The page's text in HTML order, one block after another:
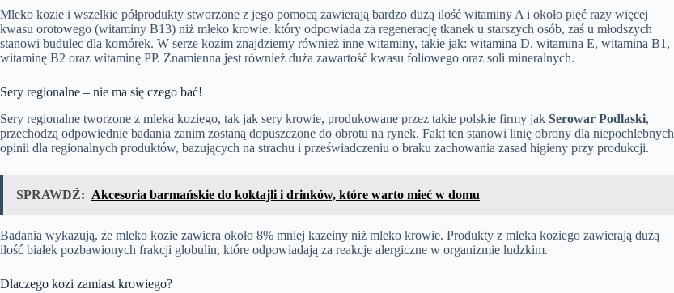
Mleko kozie i wszelkie półprodukty stworzone z jego pomocą zawierają bardzo dużą ilość witaminy A i około pięć razy więcej
kwasu orotowego (witaminy B13) niż mleko krowie. który odpowiada za regenerację tkanek u starszych osób, zaś u młodszych
stanowi budulec dla komórek. W serze kozim znajdziemy również inne witaminy, takie jak: witamina D, witamina E, witamina B1,
witaminę B2 oraz witaminę PP. Znamienna jest również duża zawartość kwasu foliowego oraz soli mineralnych.
Sery regionalne – nie ma się czego bać!
Sery regionalne tworzone z mleka koziego, tak jak sery krowie, produkowane przez takie polskie firmy jak Serowar Podlaski,
przechodzą odpowiednie badania zanim zostaną dopuszczone do obrotu na rynek. Fakt ten stanowi linię obrony dla niepochlebnych
opinii dla regionalnych produktów, bazujących na strachu i przeświadczeniu o braku zachowania zasad higieny przy produkcji.
SPRAWDŹ: Akcesoria barmańskie do koktajli i drinków, które warto mieć w domu
Badania wykazują, że mleko kozie zawiera około 8% mniej kazeiny niż mleko krowie. Produkty z mleka koziego zawierają dużą
ilość białek pozbawionych frakcji globulin, które odpowiadają za reakcje alergiczne w organizmie ludzkim.
Dlaczego kozi zamiast krowiego?